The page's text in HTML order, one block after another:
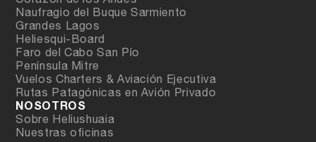
Naufragio del Buque Sarmiento
Grandes Lagos
Heliesqui-Board
Faro del Cabo San Pío
Península Mitre
Vuelos Charters & Aviación Ejecutiva
Rutas Patagónicas en Avión Privado
NOSOTROS
Sobre Heliushuaia
Nuestras oficinas